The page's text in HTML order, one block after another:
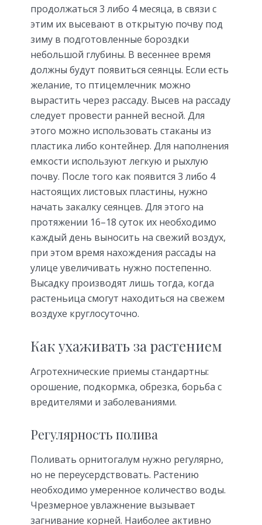
продолжаться 3 либо 4 месяца, в связи с
этим их высевают в открытую почву под
зиму в подготовленные бороздки
небольшой глубины. В весеннее время
должны будут появиться сеянцы. Если есть
желание, то птицемлечник можно
вырастить через рассаду. Высев на рассаду
следует провести ранней весной. Для
этого можно использовать стаканы из
пластика либо контейнер. Для наполнения
емкости используют легкую и рыхлую
почву. После того как появится 3 либо 4
настоящих листовых пластины, нужно
начать закалку сеянцев. Для этого на
протяжении 16–18 суток их необходимо
каждый день выносить на свежий воздух,
при этом время нахождения рассады на
улице увеличивать нужно постепенно.
Высадку производят лишь тогда, когда
растеньица смогут находиться на свежем
воздухе круглосуточно.
Как ухаживать за растением
Агротехнические приемы стандартны:
орошение, подкормка, обрезка, борьба с
вредителями и заболеваниями.
Регулярность полива
Поливать орнитогалум нужно регулярно,
но не переусердствовать. Растению
необходимо умеренное количество воды.
Чрезмерное увлажнение вызывает
загнивание корней. Наиболее активно